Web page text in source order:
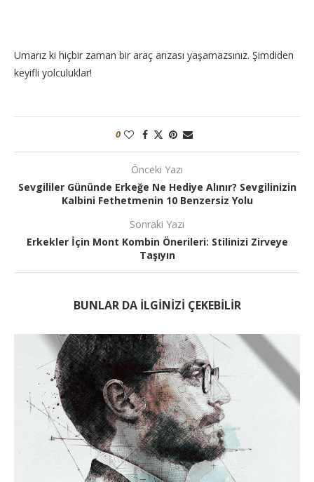
Umarız ki hiçbir zaman bir araç arızası yaşamazsınız. Şimdiden
keyifli yolculuklar!
0
Önceki Yazı
Sevgililer Gününde Erkeğe Ne Hediye Alınır? Sevgilinizin
Kalbini Fethetmenin 10 Benzersiz Yolu
Sonraki Yazı
Erkekler İçin Mont Kombin Önerileri: Stilinizi Zirveye
Taşıyın
BUNLAR DA ILGINIZI ÇEKEBILIR